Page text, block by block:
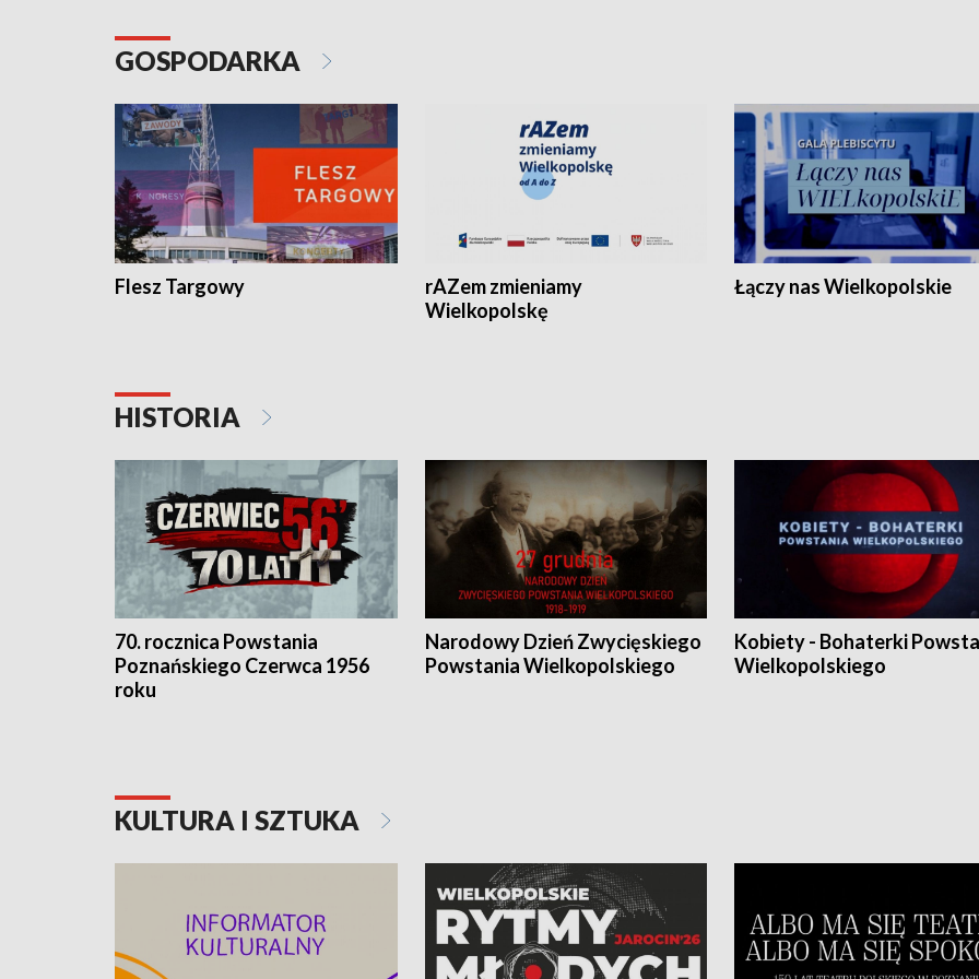
GOSPODARKA
Flesz Targowy
rAZem zmieniamy
Wielkopolskę
Łączy nas Wielkopolskie
HISTORIA
70. rocznica Powstania
Poznańskiego Czerwca 1956
roku
Narodowy Dzień Zwycięskiego
Powstania Wielkopolskiego
Kobiety - Bohaterki
Wielkopolskiego
KULTURA I SZTUKA